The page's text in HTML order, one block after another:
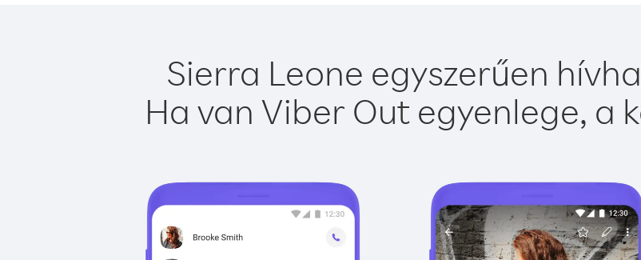
Sierra Leone egyszerűen
Ha van Viber Out egyenlege, a